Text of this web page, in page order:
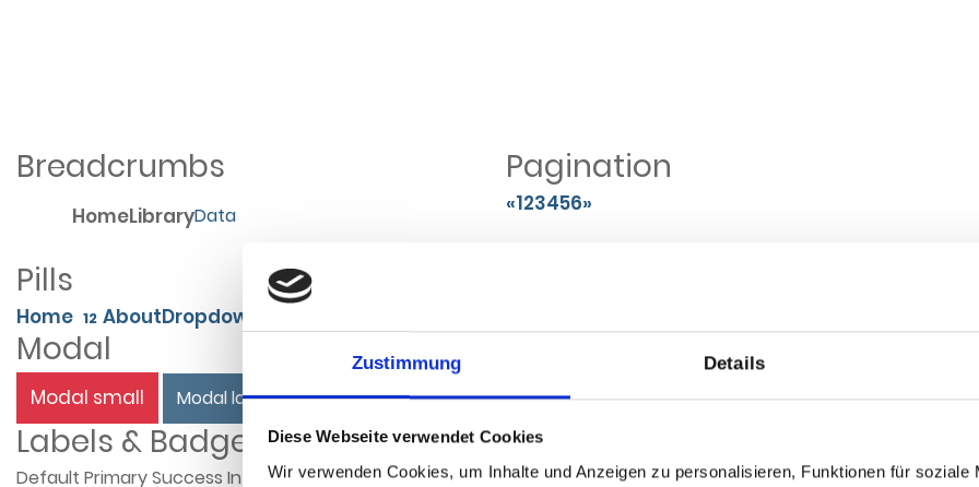
Zustimmung Details
Diese Webseite verwendet Cookies
Wir verwenden Cookies, um Inhalte und Anzeigen zu personalisieren, Funktionen für soziale
Breadcrumbs
HomeLibraryData
Pagination
«123456»
Pills
Home 12 AboutDropdown
Modal
Modal small Modal large Left Top Bottom Right
Labels & Badge
Default PrimarySuccess Info Warning Danger Default